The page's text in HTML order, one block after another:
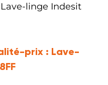
Lave-linge Indesit
prix : Lave-